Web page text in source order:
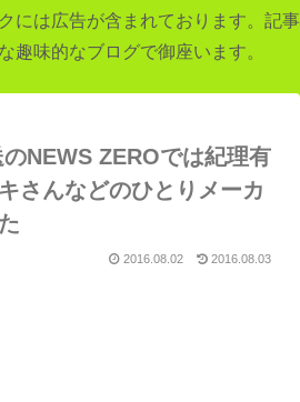
には広告が含まれております。記事
趣味的なブログで御座います。
NEWS ZEROでは紀理有
さんなどのひとりメーカ
2016.08.02 2016.08.03